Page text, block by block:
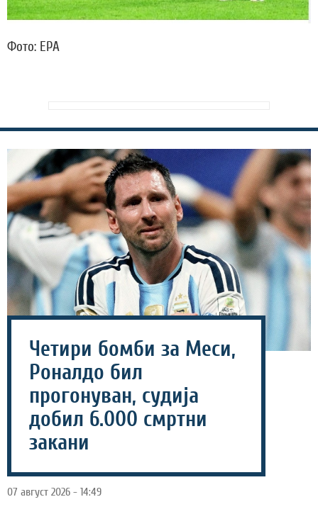
Фото: EPA
Четири бомби за Меси,
Роналдо бил
прогонуван, судија
добил 6.000 смртни
закани
07 август 2026 - 14:49